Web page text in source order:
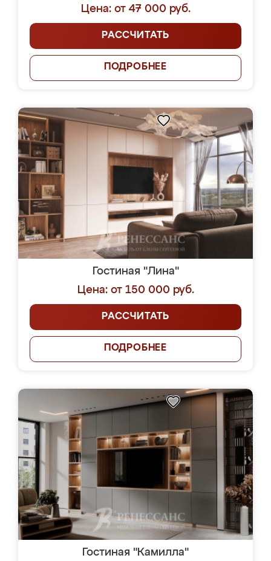
Цена: от 47 000 руб.
РАССЧИТАТЬ
ПОДРОБНЕЕ
Гостиная "Лина"
Цена: от 150 000 руб.
РАССЧИТАТЬ
ПОДРОБНЕЕ
Гостиная "Камилла"